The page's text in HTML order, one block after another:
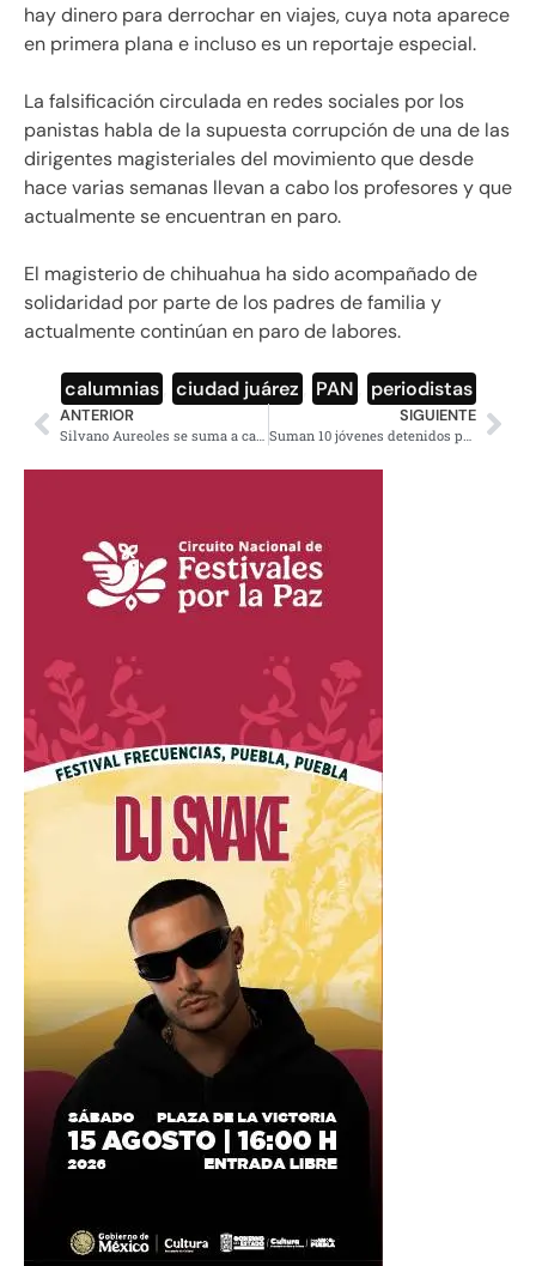
hay dinero para derrochar en viajes, cuya nota aparece
en primera plana e incluso es un reportaje especial.
La falsificación circulada en redes sociales por los
panistas habla de la supuesta corrupción de una de las
dirigentes magisteriales del movimiento que desde
hace varias semanas llevan a cabo los profesores y que
actualmente se encuentran en paro.
El magisterio de chihuahua ha sido acompañado de
solidaridad por parte de los padres de familia y
actualmente continúan en paro de labores.
calumnias ciudad juárez PAN periodistas
ANTERIOR SIGUIENTE